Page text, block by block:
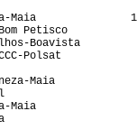
Maia
Bom Petisco
Boavista
CCC-Polsat
Maia
L.A.
Milaneza-
Maia
L.A.